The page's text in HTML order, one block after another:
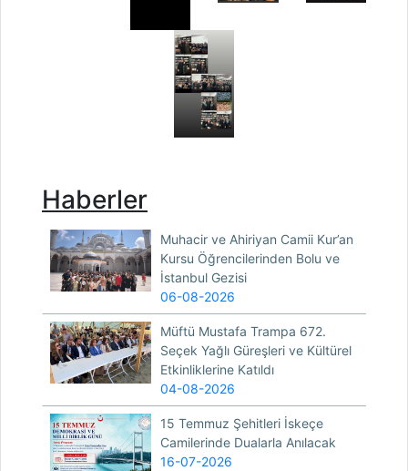
Haberler
Muhacir ve Ahiriyan Camii Kur’an
Kursu Öğrencilerinden Bolu ve
İstanbul Gezisi
06-08-2026
Müftü Mustafa Trampa 672.
Seçek Yağlı Güreşleri ve Kültürel
Etkinliklerine Katıldı
04-08-2026
15 Temmuz Şehitleri İskeçe
Camilerinde Dualarla Anılacak
16-07-2026